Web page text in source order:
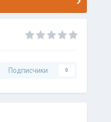
Подписчики 0